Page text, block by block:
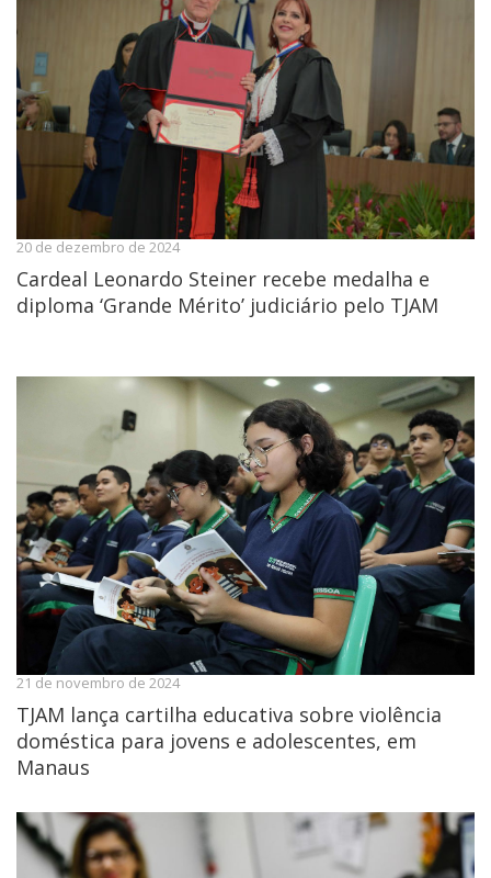
20 de dezembro de 2024
Cardeal Leonardo Steiner recebe medalha e
diploma ‘Grande Mérito’ judiciário pelo TJAM
21 de novembro de 2024
TJAM lança cartilha educativa sobre violência
doméstica para jovens e adolescentes, em
Manaus